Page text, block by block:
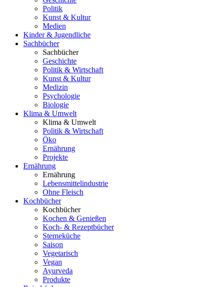
Politik
Kunst & Kultur
Medien
Kinder & Jugendliche
Sachbücher
Sachbücher
Geschichte
Politik & Wirtschaft
Kunst & Kultur
Medizin
Psychologie
Biologie
Klima & Umwelt
Klima & Umwelt
Politik & Wirtschaft
Öko
Ernährung
Projekte
Ernährung
Ernährung
Lebensmittelindustrie
Ohne Fleisch
Kochbücher
Kochbücher
Kochen & Genießen
Koch- & Rezeptbücher
Sterneküche
Saison
Vegetarisch
Vegan
Ayurveda
Produkte